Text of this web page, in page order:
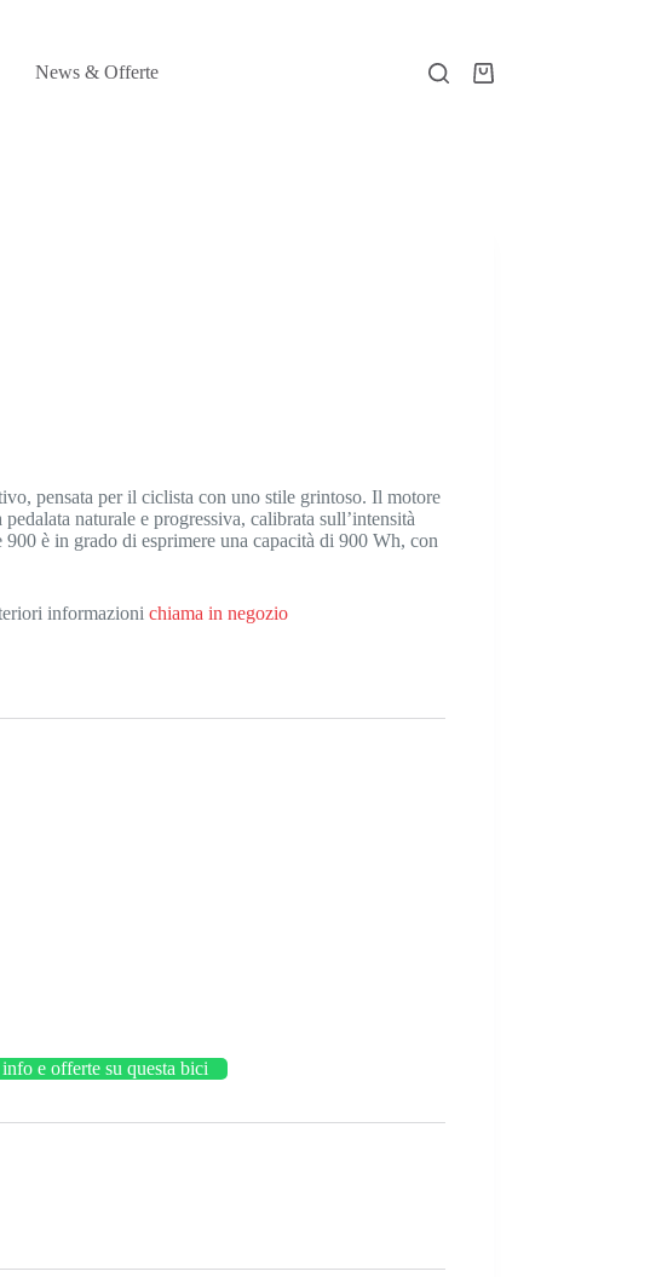
News & Offerte Carrello
pensata per il ciclista con uno stile grintoso. Il motore
naturale e progressiva, calibrata sull’intensità
è in grado di esprimere una capacità di 900 Wh, con
informazioni chiama in negozio
e offerte su questa bici